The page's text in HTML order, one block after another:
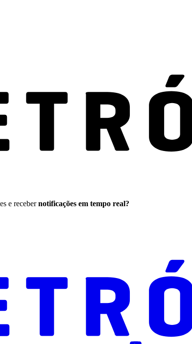
e receber notificações em tempo real?